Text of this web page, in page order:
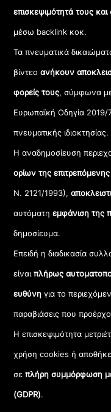
επισκεψιμότητά τους
μέσω backlink κοκ.
Τα πνευματικά
βίντεοανήκουν
φορείς τους, σύμφωνα
Ευρωπαϊκή Οδηγία 2019/
πνευματικής ιδιοκτησίας.
Η αναδημοσίευση
ορίων της
Ν. 2121/1993),
αυτόματηεμφάνιση της
δημοσίευμα.
Επειδή η διαδικασία
είναιπλήρως
ευθύνη για το
παραβιάσεις που
Η επισκεψιμότητα
χρήση cookies ή
σεπλήρη συμμόρφωση
(GDPR).